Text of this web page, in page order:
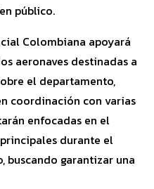
público.
Colombiana apoyará
aeronaves destinadas a
el departamento,
coordinación con varias
enfocadas en el
durante el
buscando garantizar una